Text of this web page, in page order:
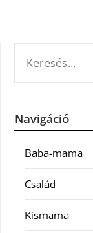
Navigáció
Baba-mama
Család
Kismama